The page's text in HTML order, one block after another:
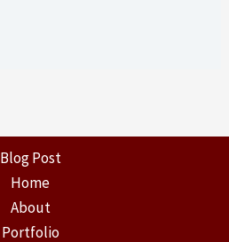
Blog Post
Home
About
Portfolio